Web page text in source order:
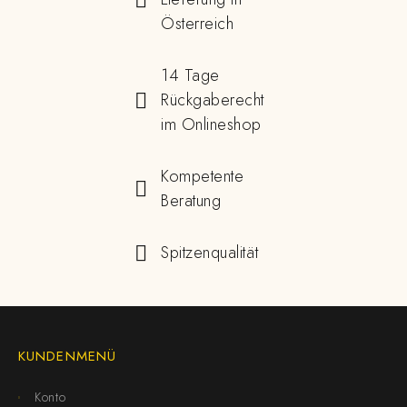
Österreich
14 Tage
Rückgaberecht
im Onlineshop
Kompetente
Beratung
Spitzenqualität
KUNDENMENÜ
Konto